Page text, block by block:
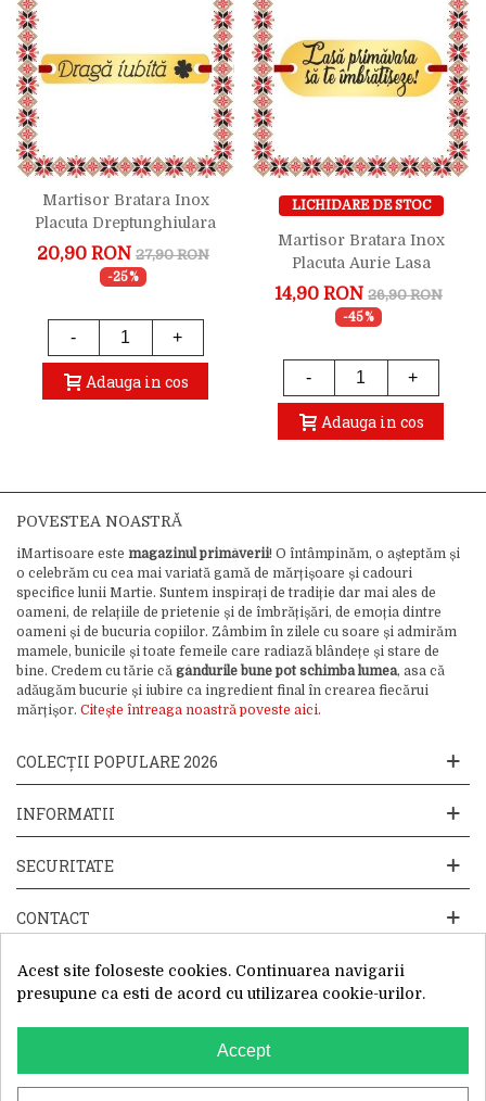
Martisor Bratara Inox
Placuta Dreptunghiulara
Aurie Draga Iubita Trifoi
20,90 RON 27,90 RON
-25%
- +
Adauga in cos
LICHIDARE DE STOC
Martisor Bratara Inox
Placuta Aurie Lasa
Primavara
14,90 RON 26,90 RON
-45%
- +
Adauga in cos
POVESTEA NOASTRĂ
iMartisoare este magazinul primăverii! O întâmpinăm, o așteptăm și
o celebrăm cu cea mai variată gamă de mărțișoare și cadouri
specifice lunii Martie. Suntem inspirați de tradiție dar mai ales de
oameni, de relațiile de prietenie și de îmbrățișări, de emoția dintre
oameni și de bucuria copiilor. Zâmbim în zilele cu soare și admirăm
mamele, bunicile și toate femeile care radiază blândețe și stare de
bine. Credem cu tărie că gândurile bune pot schimba lumea, asa că
adăugăm bucurie și iubire ca ingredient final în crearea fiecărui
mărțișor. Citește întreaga noastră poveste aici.
COLECȚII POPULARE 2026
INFORMATII
SECURITATE
CONTACT
Website operat de: Primavara in dar SRL, Cod Fiscal: 52428019, Reg.
Com: J2025066115002, Sediu Social:Sos. Unirii 201-203C, Caciulati,
Acest site foloseste cookies. Continuarea navigarii
presupune ca esti de acord cu utilizarea cookie-urilor.
Accept